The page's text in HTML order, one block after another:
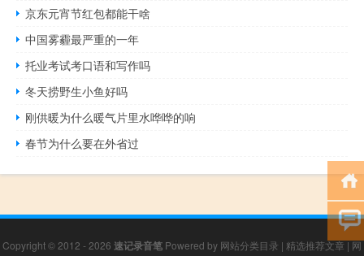
京东元宵节红包都能干啥
中国雾霾最严重的一年
托业考试考口语和写作吗
冬天捞野生小鱼好吗
刚供暖为什么暖气片里水哗哗的响
春节为什么要在外省过
Copyright © 2012 - 2026 速记录音笔 Powered by 网站分类目录 | 精选推荐文章|网